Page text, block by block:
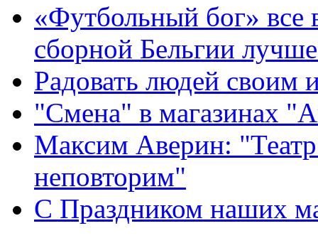
«Футбольный бог» все
сборной Бельгии
Радовать людей своим
"Смена" в магазинах
Максим Аверин:
неповторим"
С Праздником наших